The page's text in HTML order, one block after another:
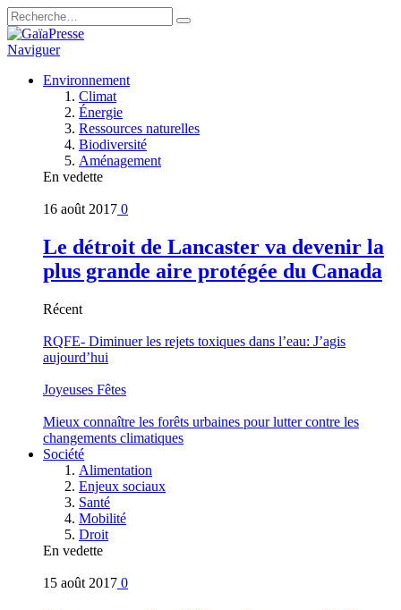
Naviguer
Environnement
Climat
Énergie
Ressources naturelles
Biodiversité
Aménagement
En vedette
16 août 2017 0
Le détroit de Lancaster va devenir la
plus grande aire protégée du Canada
Récent
RQFE- Diminuer les rejets toxiques dans l’eau: J’agis
aujourd’hui
Joyeuses Fêtes
Mieux connaître les forêts urbaines pour lutter contre les
changements climatiques
Société
Alimentation
Enjeux sociaux
Santé
Mobilité
Droit
En vedette
15 août 2017 0